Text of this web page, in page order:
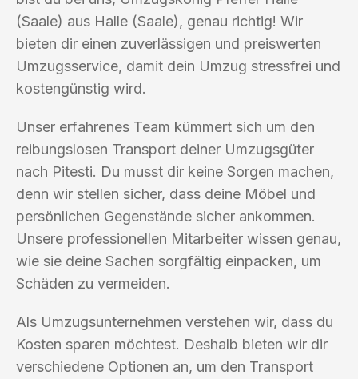
(Saale) aus Halle (Saale), genau richtig! Wir
bieten dir einen zuverlässigen und preiswerten
Umzugsservice, damit dein Umzug stressfrei und
kostengünstig wird.
Unser erfahrenes Team kümmert sich um den
reibungslosen Transport deiner Umzugsgüter
nach Pitesti. Du musst dir keine Sorgen machen,
denn wir stellen sicher, dass deine Möbel und
persönlichen Gegenstände sicher ankommen.
Unsere professionellen Mitarbeiter wissen genau,
wie sie deine Sachen sorgfältig einpacken, um
Schäden zu vermeiden.
Als Umzugsunternehmen verstehen wir, dass du
Kosten sparen möchtest. Deshalb bieten wir dir
verschiedene Optionen an, um den Transport